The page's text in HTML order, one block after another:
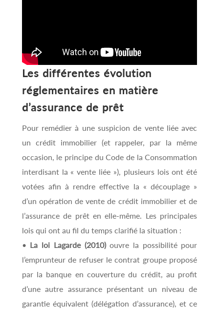
Les différentes évolution
réglementaires en matière
d’assurance de prêt
Pour remédier à une suspicion de vente liée avec
un crédit immobilier (et rappeler, par la même
occasion, le principe du Code de la Consommation
interdisant la « vente liée »), plusieurs lois ont été
votées afin à rendre effective la « découplage »
d’un opération de vente de crédit immobilier et de
l’assurance de prêt en elle-même. Les principales
lois qui ont au fil du temps clarifié la situation :
• La loi Lagarde (2010)ouvre la possibilité pour
l’emprunteur de refuser le contrat groupe proposé
par la banque en couverture du crédit, au profit
d’une autre assurance présentant un niveau de
garantie équivalent (délégation d’assurance), et ce